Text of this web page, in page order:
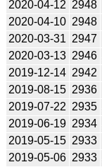
2020-04-12 2948
2020-04-10 2948
2020-03-31 2947
2020-03-13 2946
2019-12-14 2942
2019-08-15 2936
2019-07-22 2935
2019-06-19 2934
2019-05-15 2933
2019-05-06 2933